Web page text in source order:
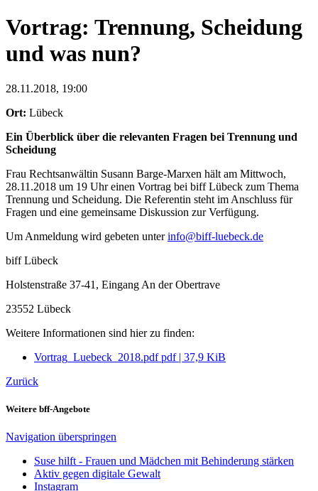
Vortrag: Trennung, Scheidung
und was nun?
28.11.2018, 19:00
Ort: Lübeck
Ein Überblick über die relevanten Fragen bei Trennung und
Scheidung
Frau Rechtsanwältin Susann Barge-Marxen hält am Mittwoch,
28.11.2018 um 19 Uhr einen Vortrag bei biff Lübeck zum Thema
Trennung und Scheidung. Die Referentin steht im Anschluss für
Fragen und eine gemeinsame Diskussion zur Verfügung.
Um Anmeldung wird gebeten unterinfo@biff-luebeck.de
biff Lübeck
Holstenstraße 37-41, Eingang An der Obertrave
23552 Lübeck
Weitere Informationen sind hier zu finden:
Vortrag_Luebeck_2018.pdfpdf| 37,9 KiB
Zurück
Weitere bff-Angebote
Navigation überspringen
Suse hilft - Frauen und Mädchen mit Behinderung stärken
Aktiv gegen digitale Gewalt
Instagram